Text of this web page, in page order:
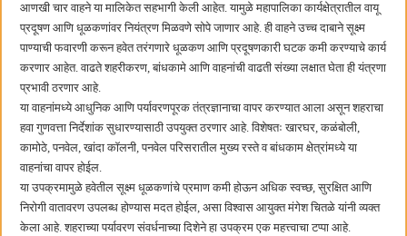
आणखी चार वाहने या मालिकेत सहभागी केली आहेत. यामुळे महापालिका कार्यक्षेत्रातील वायू
प्रदूषण आणि धूळकणांवर नियंत्रण मिळवणे सोपे जाणार आहे. ही वाहने उच्च दाबाने सूक्ष्म
पाण्याची फवारणी करून हवेत तरंगणारे धूळकण आणि प्रदूषणकारी घटक कमी करण्याचे कार्य
करणार आहेत. वाढते शहरीकरण, बांधकामे आणि वाहनांची वाढती संख्या लक्षात घेता ही यंत्रणा
प्रभावी ठरणार आहे.
या वाहनांमध्ये आधुनिक आणि पर्यावरणपूरक तंत्रज्ञानाचा वापर करण्यात आला असून शहराचा
हवा गुणवत्ता निर्देशांक सुधारण्यासाठी उपयुक्त ठरणार आहे. विशेषतः खारघर, कळंबोली,
कामोठे, पनवेल, खांदा कॉलनी, पनवेल परिसरातील मुख्य रस्ते व बांधकाम क्षेत्रांमध्ये या
वाहनांचा वापर होईल.
या उपक्रमामुळे हवेतील सूक्ष्म धूळकणांचे प्रमाण कमी होऊन अधिक स्वच्छ, सुरक्षित आणि
निरोगी वातावरण उपलब्ध होण्यास मदत होईल, असा विश्वास आयुक्त मंगेश चितळे यांनी व्यक्त
केला आहे. शहराच्या पर्यावरण संवर्धनाच्या दिशेने हा उपक्रम एक महत्त्वाचा टप्पा आहे.